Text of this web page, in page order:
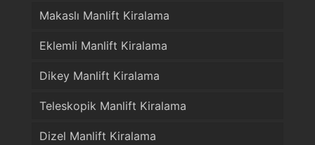
Makaslı Manlift Kiralama
Eklemli Manlift Kiralama
Dikey Manlift Kiralama
Teleskopik Manlift Kiralama
Dizel Manlift Kiralama